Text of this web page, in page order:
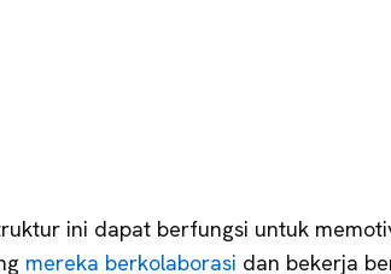
ini dapat berfungsi untuk
mereka berkolaborasi dan bekerja